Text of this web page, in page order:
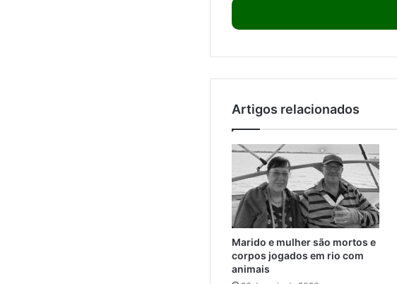
Artigos relacionados
Marido e mulher são mortos e
corpos jogados em rio com
animais